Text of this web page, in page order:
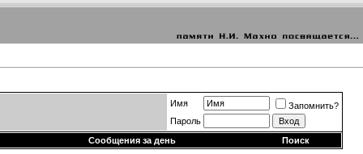
Имя
Запомнить?
Пароль
Сообщения за день Поиск